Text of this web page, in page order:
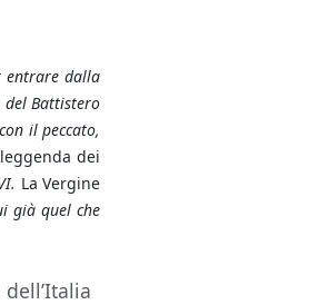
entrare dalla
del Battistero
il peccato,
dei
La Vergine
già quel che